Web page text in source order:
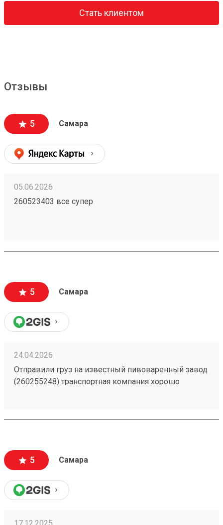
Стать клиентом
Отзывы
5 Самара
05.06.2026
260523403 все супер
5 Самара
24.04.2026
Отправили груз на известный пивоваренный завод
(260255248) транспортная компания хорошо
5 Самара